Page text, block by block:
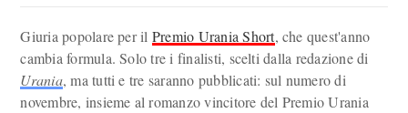
Giuria popolare per il Premio Urania Short, che quest'anno
cambia formula. Solo tre i finalisti, scelti dalla redazione di
Urania, ma tutti e tre saranno pubblicati: sul numero di
novembre, insieme al romanzo vincitore del Premio Urania